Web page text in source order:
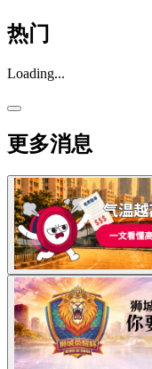
热门
Loading...
更多消息